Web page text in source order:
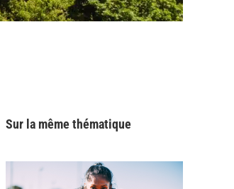
Sur la même thématique